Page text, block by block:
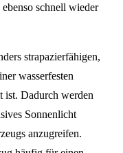
schnell wieder
strapazierfähigen,
wasserfesten
ist. Dadurch werden
Sonnenlicht
anzugreifen.